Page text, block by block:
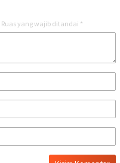
Ruas yang wajib ditandai *